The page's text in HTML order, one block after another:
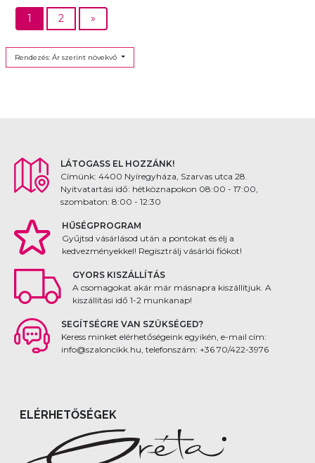
1 2 »
Rendezés: Ár szerint növekvő
LÁTOGASS EL HOZZÁNK!
Címünk: 4400 Nyíregyháza, Szarvas utca 28.
Nyitvatartási idő: hétköznapokon 08:00 - 17:00,
szombaton: 8:00 - 12:30
HŰSÉGPROGRAM
Gyűjtsd vásárlásod után a pontokat és élj a
kedvezményekkel! Regisztrálj vásárlói fiókot!
GYORS KISZÁLLÍTÁS
A csomagokat akár már másnapra kiszállítjuk. A
kiszállítási idő 1-2 munkanap!
SEGÍTSÉGRE VAN SZÜKSÉGED?
Keress minket elérhetőségeink egyikén, e-mail cím:
info@szaloncikk.hu, telefonszám: +36 70/422-3976
ELÉRHETŐSÉGEK